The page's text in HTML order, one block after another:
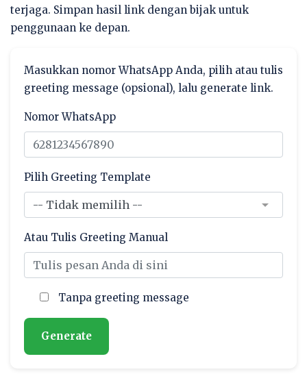
terjaga. Simpan hasil link dengan bijak untuk
penggunaan ke depan.
Masukkan nomor WhatsApp Anda, pilih atau tulis
greeting message (opsional), lalu generate link.
Nomor WhatsApp
Pilih Greeting Template
Atau Tulis Greeting Manual
Tanpa greeting message
Generate